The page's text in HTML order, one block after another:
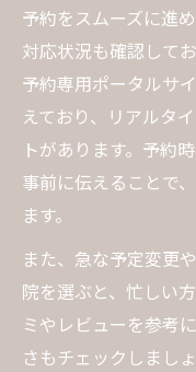
法
駅近の歯医
本町周辺の
口コミ活
ネット予約
し方
仕事帰りに
昼休みに
予約をスムーズに進
対応状況も確認して
予約専用ポータルサ
えており、リアルタ
トがあります。予約
事前に伝えることで
ます。
また、急な予定変更
院を選ぶと、忙しい
ミやレビューを参考
さもチェックしましょ